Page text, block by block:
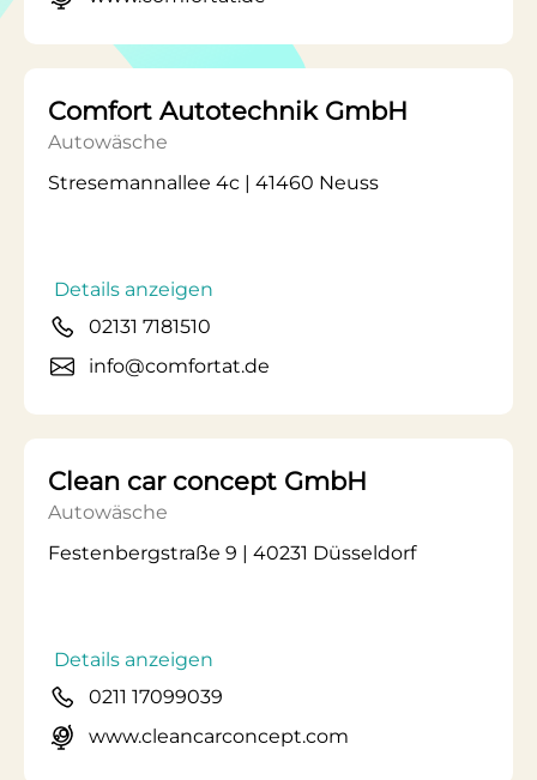
Comfort Autotechnik GmbH
Autowäsche
Stresemannallee 4c | 41460 Neuss
Details anzeigen
02131 7181510
info@comfortat.de
Clean car concept GmbH
Autowäsche
Festenbergstraße 9 | 40231 Düsseldorf
Details anzeigen
0211 17099039
www.cleancarconcept.com